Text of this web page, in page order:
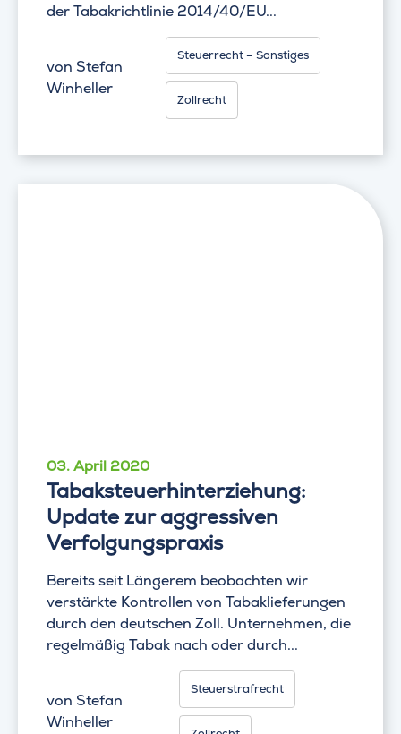
der Tabakrichtlinie 2014/40/EU...
von Stefan
Winheller
Steuerrecht – Sonstiges
Zollrecht
03. April 2020
Tabaksteuerhinterziehung:
Update zur aggressiven
Verfolgungspraxis
Bereits seit Längerem beobachten wir
verstärkte Kontrollen von Tabaklieferungen
durch den deutschen Zoll. Unternehmen, die
regelmäßig Tabak nach oder durch...
von Stefan
Winheller
Steuerstrafrecht